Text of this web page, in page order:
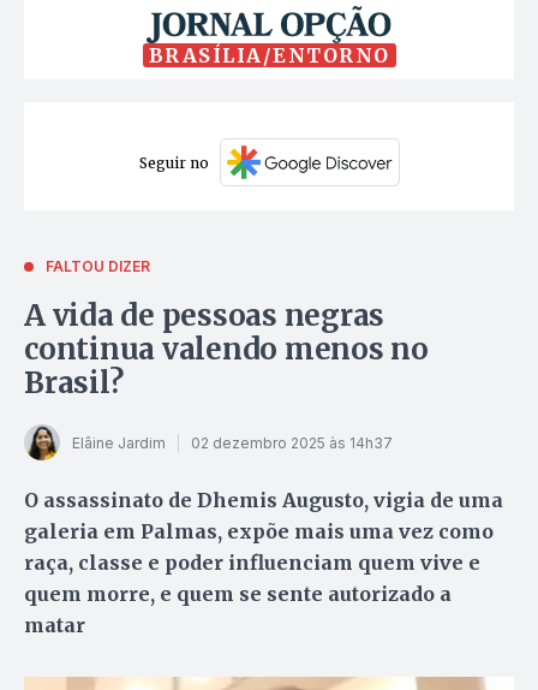
BRASÍLIA/ENTORNO
Seguir no
FALTOU DIZER
A vida de pessoas negras
continua valendo menos no
Brasil?
Elâine Jardim 02 dezembro 2025 às 14h37
O assassinato de Dhemis Augusto, vigia de uma
galeria em Palmas, expõe mais uma vez como
raça, classe e poder influenciam quem vive e
quem morre, e quem se sente autorizado a
matar